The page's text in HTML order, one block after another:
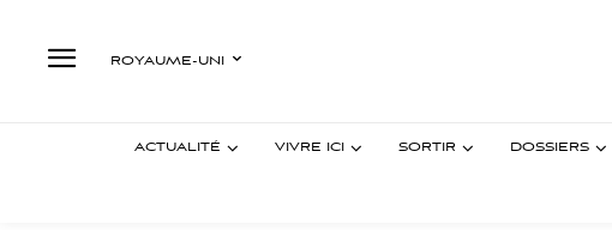
ROYAUME-UNI
ACTUALITÉ VIVRE ICI SORTIR DOSSIERS